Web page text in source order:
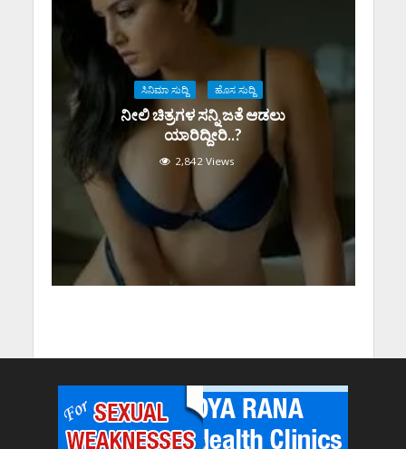
ಸಿನಿಮಾ ಸುದ್ದಿ ಹೊಸ ಸುದ್ದಿ
ನೀಲಿ ಚಿತ್ರಗಳ ಸನ್ನಿ ಜತೆ ಆಡಲು
ಯಾರಿದ್ದೀರಿ..?
2,842 Views